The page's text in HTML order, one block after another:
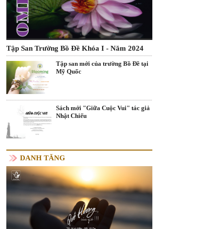
Tập San Trường Bồ Đề Khóa I - Năm 2024
Tập san mới của trường Bồ Đề tại
Mỹ Quốc
Sách mới "Giữa Cuộc Vui" tác giả
Nhật Chiếu
DANH TĂNG